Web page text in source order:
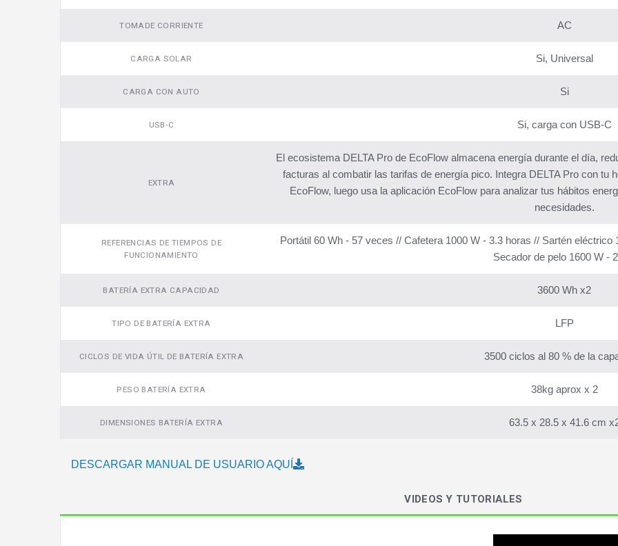
TOMADE CORRIENTE AC
CARGA SOLAR Si, Universal
CARGA CON AUTO Si
USB-C Si, carga con USB-C
EXTRA
El ecosistema DELTA Pro de EcoFlow almacena energía durante el día,
facturas al combatir las tarifas de energía pico. Integra DELTA Pro con tu
EcoFlow, luego usa la aplicación EcoFlow para analizar tus hábitos
necesidades.
REFERENCIAS DE TIEMPOS DE
FUNCIONAMIENTO
Portátil 60 Wh - 57 veces // Cafetera 1000 W - 3.3 horas // Sartén
Secador de pelo 1600 W -
BATERÍA EXTRA CAPACIDAD 3600 Wh x2
TIPO DE BATERÍA EXTRA LFP
CICLOS DE VIDA ÚTIL DE BATERÍA EXTRA 3500 ciclos al 80 % de la
PESO BATERÍA EXTRA 38kg aprox x 2
DIMENSIONES BATERÍA EXTRA 63.5 x 28.5 x 41.6 cm
DESCARGAR MANUAL DE USUARIO AQUÍ
VIDEOS Y TUTORIALES